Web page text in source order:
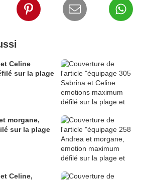
Celine
sur la plage
morgane,
sur la plage
Celine,